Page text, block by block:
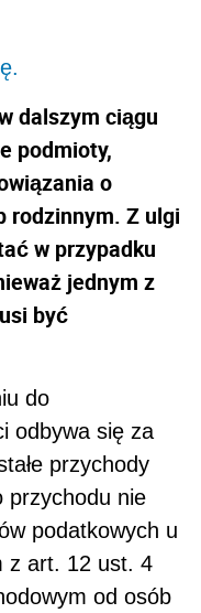
dalszym ciągu
podmioty,
o
rodzinnym. Z ulgi
w przypadku
jednym z
być
do
odbywa się za
przychody
przychodu nie
podatkowych u
z art. 12 ust. 4
od osób